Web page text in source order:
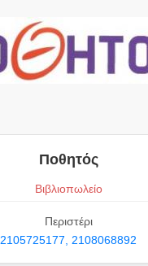
Ποθητός
Βιβλιοπωλείο
Περιστέρι
2105725177, 2108068892